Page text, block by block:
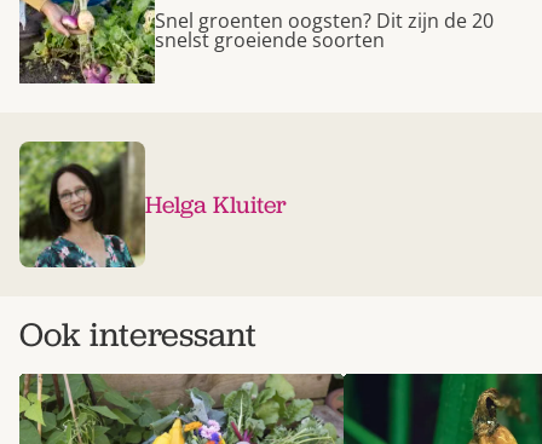
Snel groenten oogsten? Dit zijn de 20
snelst groeiende soorten
Helga Kluiter
Ook interessant